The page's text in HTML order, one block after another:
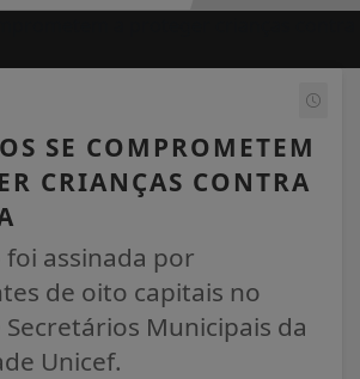
SE COMPROMETEM
CRIANÇAS CONTRA
foi assinada por
de oito capitais no
Municipais da
Unicef.